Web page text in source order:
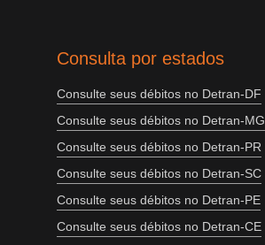
Consulta por estados
Consulte seus débitos no Detran-DF
Consulte seus débitos no Detran-MG
Consulte seus débitos no Detran-PR
Consulte seus débitos no Detran-SC
Consulte seus débitos no Detran-PE
Consulte seus débitos no Detran-CE